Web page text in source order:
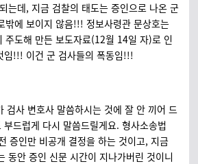
는데, 지금 검찰의 태도는 증인으로 나온 군
밖에 보이지 않음!!! 정보사령관 문상호는
주도해 만든 보도자료(12월 14일 자)로 인
임!!! 이건 군 검사들의 폭동임!!!
검사 변호사 말씀하시는 것에 잘 안 끼어 드
드럽게 다시 말씀드릴게요. 형사소송법
증인만 비공개 결정을 하는 것이고, 지금
동안 증인 신문 시간이 지나가버린 것이니